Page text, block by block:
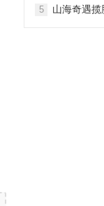
5
山海奇遇